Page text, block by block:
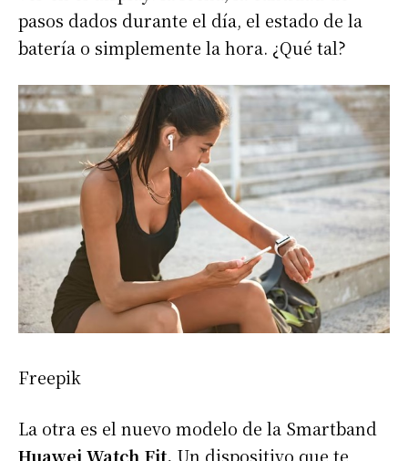
pasos dados durante el día, el estado de la
batería o simplemente la hora. ¿Qué tal?
Freepik
La otra es el nuevo modelo de la Smartband
Huawei Watch Fit. Un dispositivo que te